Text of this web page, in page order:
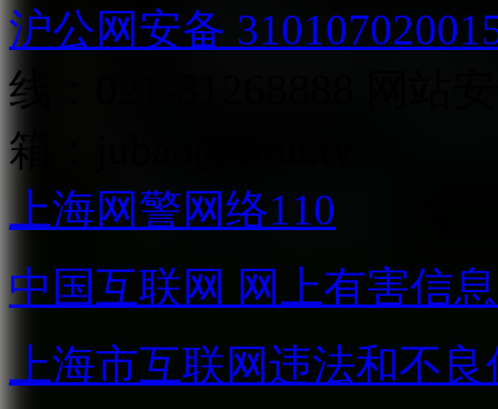
沪公网安备
线：021-31268888
箱：
上海网警网络110
中国互联网 网上有害信
上海市互联网违法和不